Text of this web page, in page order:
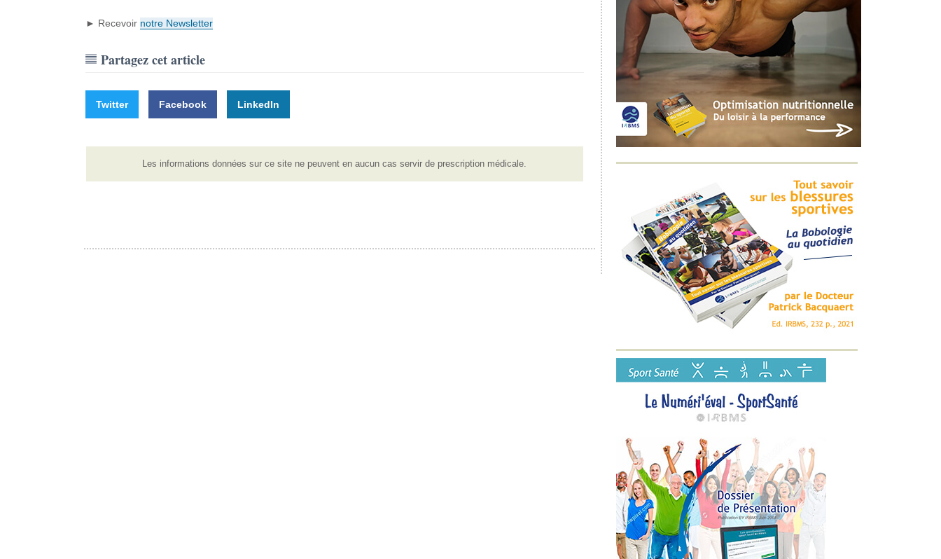
► Recevoir notre Newsletter
Partagez cet article
Twitter Facebook LinkedIn
Les informations données sur ce site ne peuvent en aucun cas servir de prescription médicale.